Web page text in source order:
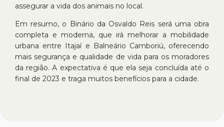
assegurar a vida dos animais no local.
Em resumo, o Binário da Osvaldo Reis será uma obra
completa e moderna, que irá melhorar a mobilidade
urbana entre Itajaí e Balneário Camboriú, oferecendo
mais segurança e qualidade de vida para os moradores
da região. A expectativa é que ela seja concluída até o
final de 2023 e traga muitos benefícios para a cidade.